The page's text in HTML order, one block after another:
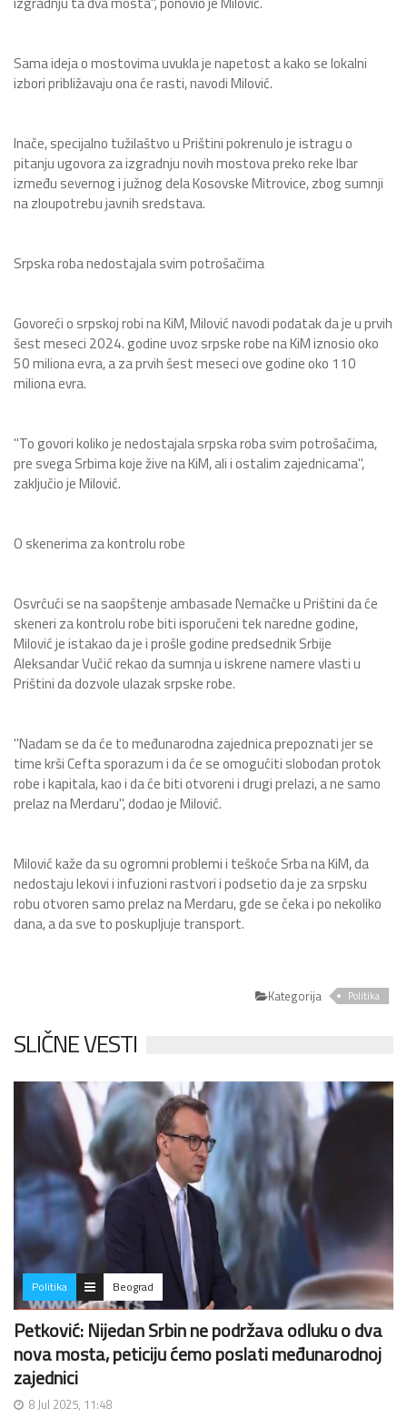
Sama ideja o mostovima uvukla je napetost a kako se lokalni
izbori približavaju ona će rasti, navodi Milović.
Inače, specijalno tužilaštvo u Prištini pokrenulo je istragu o
pitanju ugovora za izgradnju novih mostova preko reke Ibar
između severnog i južnog dela Kosovske Mitrovice, zbog sumnji
na zloupotrebu javnih sredstava.
Srpska roba nedostajala svim potrošačima
Govoreći o srpskoj robi na KiM, Milović navodi podatak da je u prvih
šest meseci 2024. godine uvoz srpske robe na KiM iznosio oko
50 miliona evra, a za prvih šest meseci ove godine oko 110
miliona evra.
"To govori koliko je nedostajala srpska roba svim potrošačima,
pre svega Srbima koje žive na KiM, ali i ostalim zajednicama",
zaključio je Milović.
O skenerima za kontrolu robe
Osvrćući se na saopštenje ambasade Nemačke u Prištini da će
skeneri za kontrolu robe biti isporučeni tek naredne godine,
Milović je istakao da je i prošle godine predsednik Srbije
Aleksandar Vučić rekao da sumnja u iskrene namere vlasti u
Prištini da dozvole ulazak srpske robe.
"Nadam se da će to međunarodna zajednica prepoznati jer se
time krši Cefta sporazum i da će se omogućiti slobodan protok
robe i kapitala, kao i da će biti otvoreni i drugi prelazi, a ne samo
prelaz na Merdaru", dodao je Milović.
Milović kaže da su ogromni problemi i teškoće Srba na KiM, da
nedostaju lekovi i infuzioni rastvori i podsetio da je za srpsku
robu otvoren samo prelaz na Merdaru, gde se čeka i po nekoliko
dana, a da sve to poskupljuje transport.
Kategorija Politika
SLIČNE VESTI
Politika Beograd
Petković: Nijedan Srbin ne podržava odluku o dva
nova mosta, peticiju ćemo poslati međunarodnoj
zajednici
8 Jul 2025, 11:48